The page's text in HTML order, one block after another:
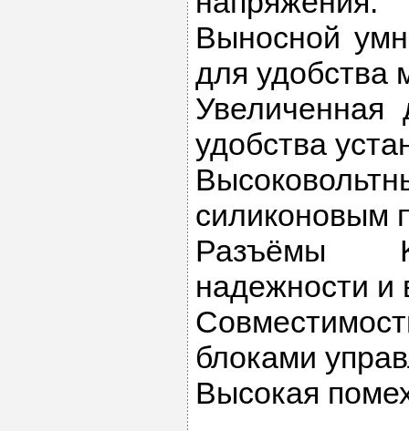
Выносной
для удобства
Увеличенная
удобства
силиконовым
Разъёмы
надежности и
блоками
Высокая